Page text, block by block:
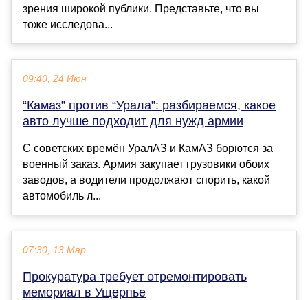
зрения широкой публики. Представьте, что вы
тоже исследова...
09:40, 24 Июн
“Камаз” против “Урала”: разбираемся, какое
авто лучше подходит для нужд армии
С советских времён УралАЗ и КамАЗ борются за
военный заказ. Армия закупает грузовики обоих
заводов, а водители продолжают спорить, какой
автомобиль л...
07:30, 13 Мар
Прокуратура требует отремонтировать
мемориал в Ущерпье